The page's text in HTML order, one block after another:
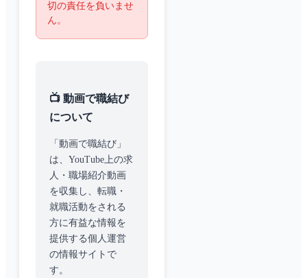
切の責任を負いませ
ん。
📺 動画で職結び
について
「動画で職結び」
は、YouTube上の求
人・職場紹介動画
を収集し、転職・
就職活動をされる
方に有益な情報を
提供する個人運営
の情報サイトで
す。